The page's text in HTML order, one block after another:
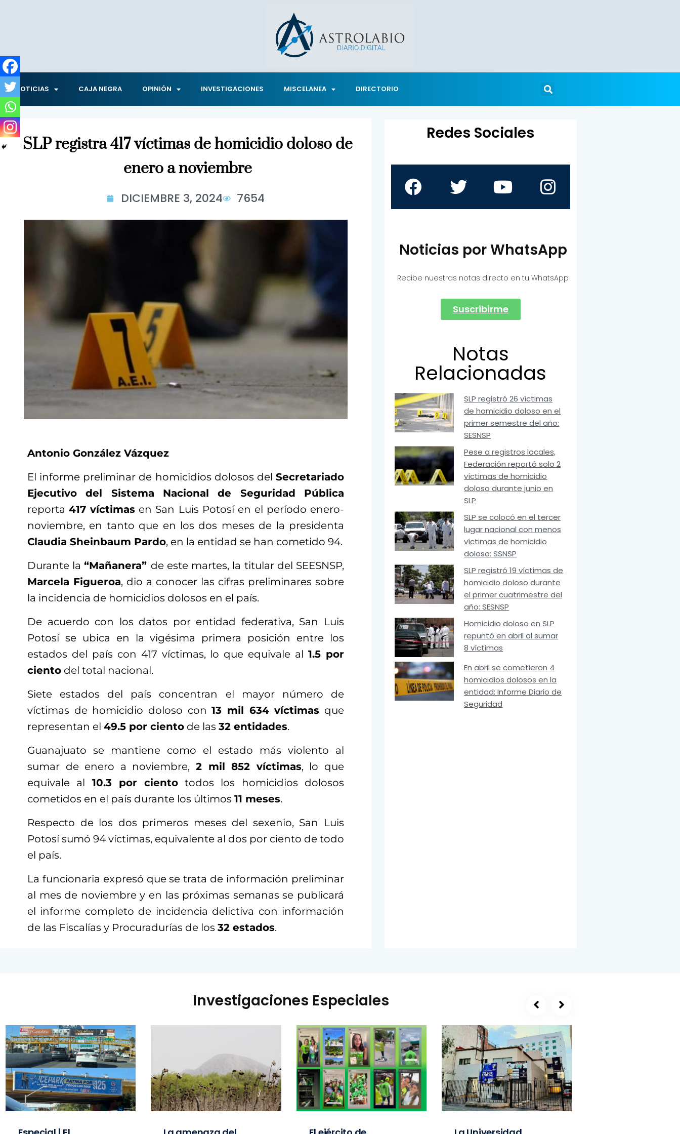
NOTICIAS CAJA NEGRA OPINIÓN INVESTIGACIONES MISCELANEA DIRECTORIO
SLP registra 417 víctimas de homicidio doloso de
enero a noviembre
DICIEMBRE 3, 2024 7654
Antonio González Vázquez
El informe preliminar de homicidios dolosos del Secretariado
Ejecutivo del Sistema Nacional de Seguridad Pública
reporta417 víctimas en San Luis Potosí en el período enero-
noviembre, en tanto que en los dos meses de la presidenta
Claudia Sheinbaum Pardo, en la entidad se han cometido 94.
Durante la“Mañanera” de este martes, la titular del SEESNSP,
Marcela Figueroa, dio a conocer las cifras preliminares sobre
la incidencia de homicidios dolosos en el país.
De acuerdo con los datos por entidad federativa, San Luis
Potosí se ubica en la vigésima primera posición entre los
estados del país con 417 víctimas, lo que equivale al1.5 por
ciento del total nacional.
Siete estados del país concentran el mayor número de
víctimas de homicidio doloso con13 mil 634 víctimas que
representan el 49.5 por ciento de las 32 entidades.
Guanajuato se mantiene como el estado más violento al
sumar de enero a noviembre, 2 mil 852 víctimas, lo que
equivale al 10.3 por ciento todos los homicidios dolosos
cometidos en el país durante los últimos 11 meses.
Respecto de los dos primeros meses del sexenio, San Luis
Potosí sumó 94 víctimas, equivalente al dos por ciento de todo
el país.
La funcionaria expresó que se trata de información preliminar
al mes de noviembre y en las próximas semanas se publicará
el informe completo de incidencia delictiva con información
de las Fiscalías y Procuradurías de los 32 estados.
Redes Sociales
Noticias por WhatsApp
Recibe nuestras notas directo en tu WhatsApp
Suscribirme
Notas
Relacionadas
SLP registró 26 víctimas
de homicidio doloso en el
primer semestre del año:
SESNSP
Pese a registros locales,
Federación reportó solo 2
víctimas de homicidio
doloso durante junio en
SLP
SLP se colocó en el tercer
lugar nacional con menos
víctimas de homicidio
doloso: SSNSP
SLP registró 19 víctimas de
homicidio doloso durante
el primer cuatrimestre del
año: SESNSP
Homicidio doloso en SLP
repuntó en abril al sumar
8 víctimas
En abril se cometieron 4
homicidios dolosos en la
entidad: Informe Diario de
Seguridad
Investigaciones Especiales